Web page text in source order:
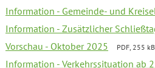
Information - Gemeinde- und
Information - Zusätzlicher
Vorschau - Oktober 2025 PDF, 255 kB
Information - Verkehrssituation ab